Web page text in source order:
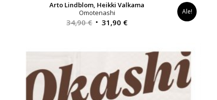
Arto Lindblom, Heikki Valkama
Omotenashi
34,90€ Alkuperäinen
31,90 €Nykyinen
31,90 €.
Ale!